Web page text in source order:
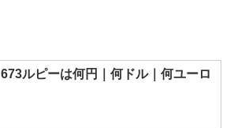
673ルピーは何円｜何ドル｜何ユーロ